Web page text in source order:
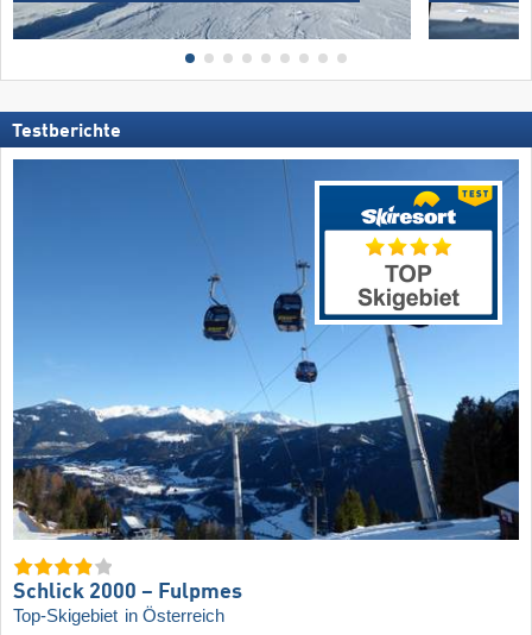
Testberichte
Schlick 2000 – Fulpmes
Top-Skigebiet in Österreich